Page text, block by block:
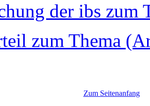
der ibs zum
zum Thema
Zum Seitenanfang